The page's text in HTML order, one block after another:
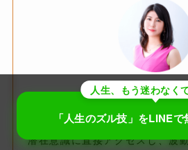
アセンショナー代表
古部郁江
ら…信じられますか？
潜在意識に直接アクセスし、波
人生、もう迷わなく
「人生のズル技」をLINEで